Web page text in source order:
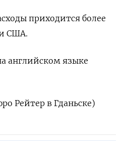
приходится более
США.
английском языке
Рейтер в Гданьске)